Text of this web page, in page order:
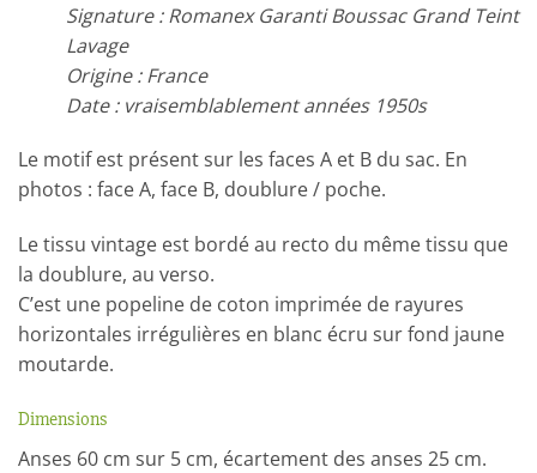
Signature : Romanex Garanti Boussac Grand Teint
Lavage
Origine : France
Date : vraisemblablement années 1950s
Le motif est présent sur les faces A et B du sac. En
photos : face A, face B, doublure / poche.
Le tissu vintage est bordé au recto du même tissu que
la doublure, au verso.
C’est une popeline de coton imprimée de rayures
horizontales irrégulières en blanc écru sur fond jaune
moutarde.
Dimensions
Anses 60 cm sur 5 cm, écartement des anses 25 cm.